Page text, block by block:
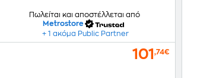
Πωλείται και αποστέλλεται από
Metrostore
+ 1 ακόμα Public Partner
101 ,74€